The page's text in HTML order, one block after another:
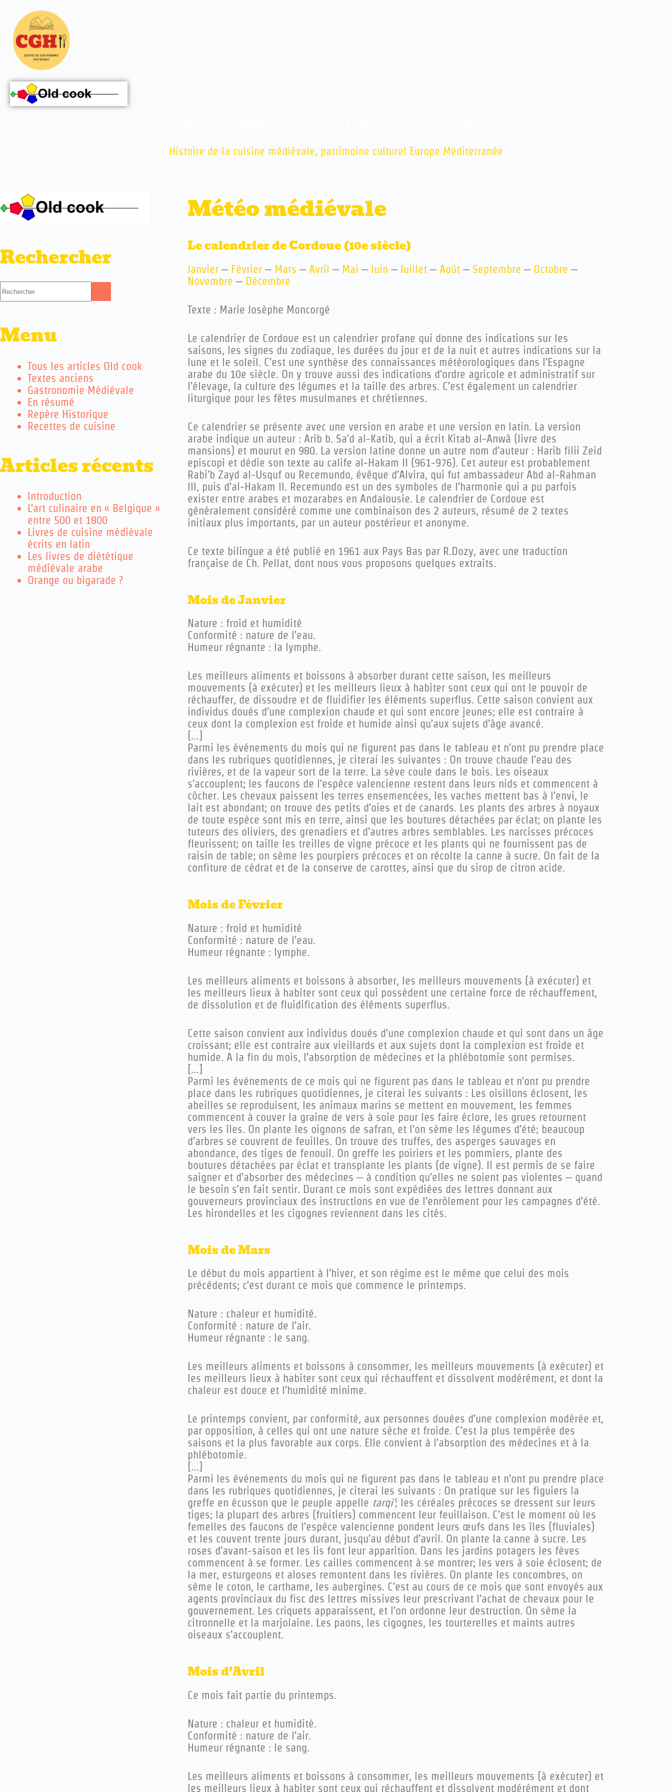
Histoire de la cuisine médiévale, patrimoine culturel Europe Méditerranée
Météo médiévale
Le calendrier de Cordoue (10e siècle)
Janvier– Février– Mars – Avril – Mai – Juin – Juillet– Août– Septembre – Octobre –
Novembre – Décembre
Texte : Marie Josèphe Moncorgé
L e calendrier de Cordoue est un calendrier profane qui donne des indications sur les
saisons, les signes du zodiaque, les durées du jour et de la nuit et autres indications sur la
lune et le soleil. C’est une synthèse des connaissances météorologiques dans l’Espagne
arabe du 10e siècle. On y trouve aussi des indications d’ordre agricole et administratif sur
l’élevage, la culture des légumes et la taille des arbres. C’est également un calendrier
liturgique pour les fêtes musulmanes et chrétiennes.
Ce calendrier se présente avec une version en arabe et une version en latin. La version
arabe indique un auteur : Arib b. Sa’d al-Katib, qui a écrit Kitab al-Anwâ (livre des
mansions) et mourut en 980. La version latine donne un autre nom d’auteur : Harib filii Zeid
episcopi et dédie son texte au calife al-Hakam II (961-976). Cet auteur est probablement
Rabi’b Zayd al-Usquf ou Recemundo, évêque d’Alvira, qui fut ambassadeur Abd al-Rahman
III, puis d’al-Hakam II. Recemundo est un des symboles de l’harmonie qui a pu parfois
exister entre arabes et mozarabes en Andalousie. Le calendrier de Cordoue est
généralement considéré comme une combinaison des 2 auteurs, résumé de 2 textes
initiaux plus importants, par un auteur postérieur et anonyme.
Ce texte bilingue a été publié en 1961 aux Pays Bas par R.Dozy, avec une traduction
française de Ch. Pellat, dont nous vous proposons quelques extraits.
Mois de Janvier
Nature : froid et humidité
Conformité : nature de l’eau.
Humeur régnante : la lymphe.
Les meilleurs aliments et boissons à absorber durant cette saison, les meilleurs
mouvements (à exécuter) et les meilleurs lieux à habiter sont ceux qui ont le pouvoir de
réchauffer, de dissoudre et de fluidifier les éléments superflus. Cette saison convient aux
individus doués d’une complexion chaude et qui sont encore jeunes; elle est contraire à
ceux dont la complexion est froide et humide ainsi qu’aux sujets d’âge avancé.
[…]
Parmi les événements du mois qui ne figurent pas dans le tableau et n’ont pu prendre place
dans les rubriques quotidiennes, je citerai les suivantes : On trouve chaude l’eau des
rivières, et de la vapeur sort de la terre. La sève coule dans le bois. Les oiseaux
s’accouplent; les faucons de l’espèce valencienne restent dans leurs nids et commencent à
côcher. Les chevaux paissent les terres ensemencées, les vaches mettent bas à l’envi, le
lait est abondant; on trouve des petits d’oies et de canards. Les plants des arbres à noyaux
de toute espèce sont mis en terre, ainsi que les boutures détachées par éclat; on plante les
tuteurs des oliviers, des grenadiers et d’autres arbres semblables. Les narcisses précoces
fleurissent; on taille les treilles de vigne précoce et les plants qui ne fournissent pas de
raisin de table; on sème les pourpiers précoces et on récolte la canne à sucre. On fait de la
confiture de cédrat et de la conserve de carottes, ainsi que du sirop de citron acide.
Mois de Février
Nature : froid et humidité
Conformité : nature de l’eau.
Humeur régnante : lymphe.
L es meilleurs aliments et boissons à absorber, les meilleurs mouvements (à exécuter) et
les meilleurs lieux à habiter sont ceux qui possèdent une certaine force de réchauffement,
de dissolution et de fluidification des éléments superflus.
Cette saison convient aux individus doués d’une complexion chaude et qui sont dans un âge
croissant; elle est contraire aux vieillards et aux sujets dont la complexion est froide et
humide. A la fin du mois, l’absorption de médecines et la phlébotomie sont permises.
[…]
Parmi les événements de ce mois qui ne figurent pas dans le tableau et n’ont pu prendre
place dans les rubriques quotidiennes, je citerai les suivants : Les oisillons éclosent, les
abeilles se reproduisent, les animaux marins se mettent en mouvement, les femmes
commencent à couver la graine de vers à soie pour les faire éclore, les grues retournent
vers les îles. On plante les oignons de safran, et l’on sème les légumes d’été; beaucoup
d’arbres se couvrent de feuilles. On trouve des truffes, des asperges sauvages en
abondance, des tiges de fenouil. On greffe les poiriers et les pommiers, plante des
boutures détachées par éclat et transplante les plants (de vigne). Il est permis de se faire
saigner et d’absorber des médecines – à condition qu’elles ne soient pas violentes – quand
le besoin s’en fait sentir. Durant ce mois sont expédiées des lettres donnant aux
gouverneurs provinciaux des instructions en vue de l’enrôlement pour les campagnes d’été.
Les hirondelles et les cigognes reviennent dans les cités.
Mois de Mars
Le début du mois appartient à l’hiver, et son régime est le même que celui des mois
précédents; c’est durant ce mois que commence le printemps.
Nature : chaleur et humidité.
Conformité : nature de l’air.
Humeur régnante : le sang.
Les meilleurs aliments et boissons à consommer, les meilleurs mouvements (à exécuter) et
les meilleurs lieux à habiter sont ceux qui réchauffent et dissolvent modérément, et dont la
chaleur est douce et l’humidité minime.
Le printemps convient, par conformité, aux personnes douées d’une complexion modérée et,
par opposition, à celles qui ont une nature sèche et froide. C’est la plus tempérée des
saisons et la plus favorable aux corps. Elle convient à l’absorption des médecines et à la
phlébotomie.
[…]
Parmi les événements du mois qui ne figurent pas dans le tableau et n’ont pu prendre place
dans les rubriques quotidiennes, je citerai les suivants : On pratique sur les figuiers la
greffe en écusson que le peuple appelle tarqi’; les céréales précoces se dressent sur leurs
tiges; la plupart des arbres (fruitiers) commencent leur feuillaison. C’est le moment où les
femelles des faucons de l’espèce valencienne pondent leurs œufs dans les îles (fluviales)
et les couvent trente jours durant, jusqu’au début d’avril. On plante la canne à sucre. Les
roses d’avant-saison et les lis font leur apparition. Dans les jardins potagers les fèves
commencent à se former. Les cailles commencent à se montrer; les vers à soie éclosent; de
la mer, esturgeons et aloses remontent dans les rivières. On plante les concombres, on
sème le coton, le carthame, les aubergines. C’est au cours de ce mois que sont envoyés aux
agents provinciaux du fisc des lettres missives leur prescrivant l’achat de chevaux pour le
gouvernement. Les criquets apparaissent, et l’on ordonne leur destruction. On sème la
citronnelle et la marjolaine. Les paons, les cigognes, les tourterelles et maints autres
oiseaux s’accouplent.
Mois d’Avril
Ce mois fait partie du printemps.
Nature : chaleur et humidité.
Conformité : nature de l’air.
Humeur régnante : le sang.
Les meilleurs aliments et boissons à consommer, les meilleurs mouvements (à exécuter) et
les meilleurs lieux à habiter sont ceux qui réchauffent et dissolvent modérément et dont
Rechercher
Menu
Tous les articles Old cook
Textes anciens
Gastronomie Médiévale
En résumé
Repère Historique
Recettes de cuisine
Articles récents
Introduction
L’art culinaire en « Belgique »
entre 500 et 1800
Livres de cuisine médiévale
écrits en latin
Les livres de diététique
médiévale arabe
Orange ou bigarade ?